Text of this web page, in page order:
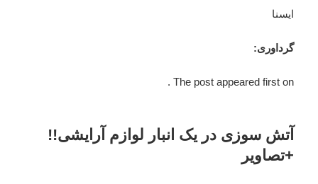
ایسنا
گرداوری:
The post appeared first on .
آتش سوزی در یک انبار لوازم آرایشی!!
+تصاویر